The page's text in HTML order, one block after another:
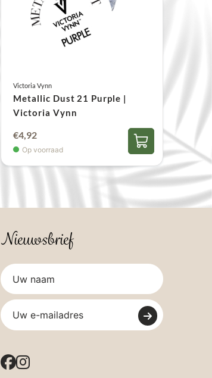
Victoria Vynn
Metallic Dust 21 Purple |
Victoria Vynn
€4,92
Op voorraad
Nieuwsbrief